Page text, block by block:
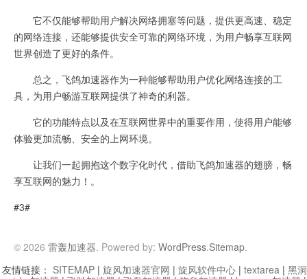
它不仅能够帮助用户解决网络拥塞等问题，提供更高速、稳定
的网络连接，还能够提供安全可靠的网络环境，为用户畅享互联网
世界创造了更好的条件。
总之，飞鸽加速器作为一种能够帮助用户优化网络连接的工
具，为用户畅游互联网提供了神奇的利器。
它的功能特点以及在互联网世界中的重要作用，使得用户能够
体验更加流畅、安全的上网环境。
让我们一起拥抱这个数字化时代，借助飞鸽加速器的翅膀，畅
享互联网的魅力！。
#3#
© 2026 雷轰加速器. Powered by: WordPress.Sitemap.
友情链接： SITEMAP | 旋风加速器官网 | 旋风软件中心 | textarea | 黑